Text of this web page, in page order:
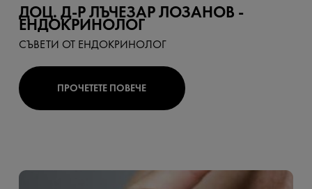
ДОЦ. Д-Р ЛЪЧЕЗАР ЛОЗАНОВ -
ЕНДОКРИНОЛОГ
СЪВЕТИ ОТ ЕНДОКРИНОЛОГ
ПРОЧЕТЕТЕ ПОВЕЧЕ